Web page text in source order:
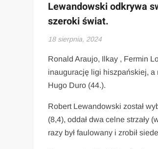
Lewandowski odkrywa
szeroki świat.
18 sierpnia, 2024
Ronald Araujo, Ilkay , Fermin
inaugurację ligi hiszpańskiej, a
Hugo Duro (44.).
Robert Lewandowski został
(8,4), oddał dwa celne strzały
razy był faulowany i zrobił